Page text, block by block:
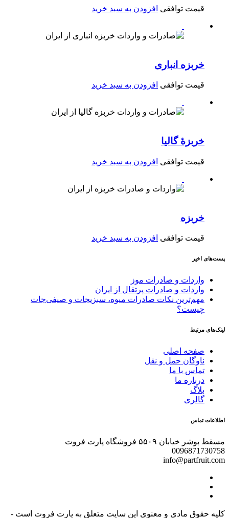
قیمت توافقی افزودن به سبد خرید
خربزه انباری
قیمت توافقی افزودن به سبد خرید
خربزهٔ گالیا
قیمت توافقی افزودن به سبد خرید
خربزه
قیمت توافقی افزودن به سبد خرید
پست‌های اخیر
واردات و صادرات موز
واردات و صادرات پرتقال از ایران
مهم‌ترین نکات صادرات میوه، سبزیجات و صیفی‌جات
چیست؟
لینک‌های مرتبط
صفحه اصلی
ناوگان حمل و نقل
تماس با ما
درباره ما
بلاگ
گالری
اطلاعات تماس
مسقط بوشر خیابان ۵۵۰۹ فروشگاه پارت فروت
0096871730758
info@partfruit.com
کلیه حقوق مادی و معنوی این سایت متعلق به پارت فروت است -